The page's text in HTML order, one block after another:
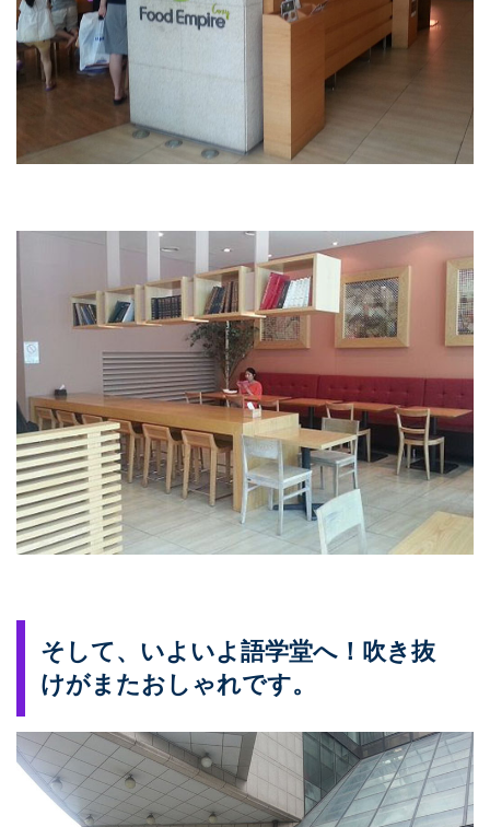
そして、いよいよ語学堂へ！吹き抜
けがまたおしゃれです。